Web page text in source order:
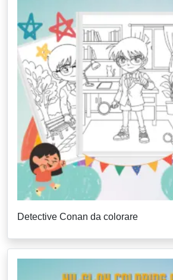
Detective Conan da colorare